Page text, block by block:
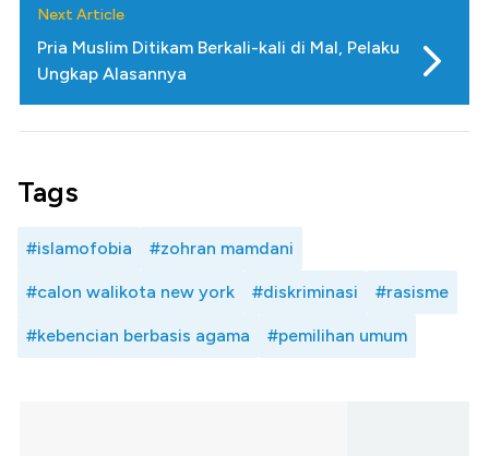
Next Article
Pria Muslim Ditikam Berkali-kali di Mal, Pelaku
Ungkap Alasannya
Tags
#islamofobia #zohran mamdani
#calon walikota new york #diskriminasi #rasisme
#kebencian berbasis agama #pemilihan umum